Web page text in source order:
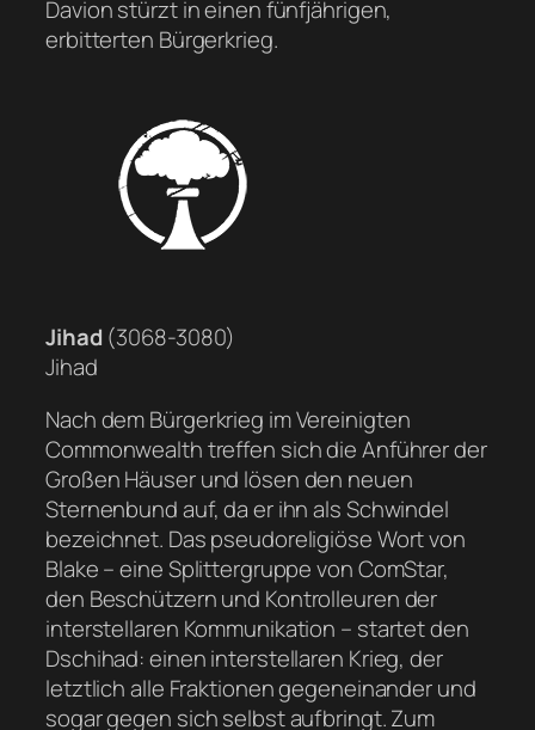
Davion stürzt in einen fünfjährigen,
erbitterten Bürgerkrieg.
Jihad (3068-3080)
Jihad
Nach dem Bürgerkrieg im Vereinigten
Commonwealth treffen sich die Anführer der
Großen Häuser und lösen den neuen
Sternenbund auf, da er ihn als Schwindel
bezeichnet. Das pseudoreligiöse Wort von
Blake – eine Splittergruppe von ComStar,
den Beschützern und Kontrolleuren der
interstellaren Kommunikation – startet den
Dschihad: einen interstellaren Krieg, der
letztlich alle Fraktionen gegeneinander und
sogar gegen sich selbst aufbringt. Zum